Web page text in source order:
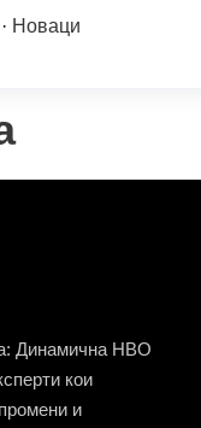
· Новаци
Динамична НВО
кои
и